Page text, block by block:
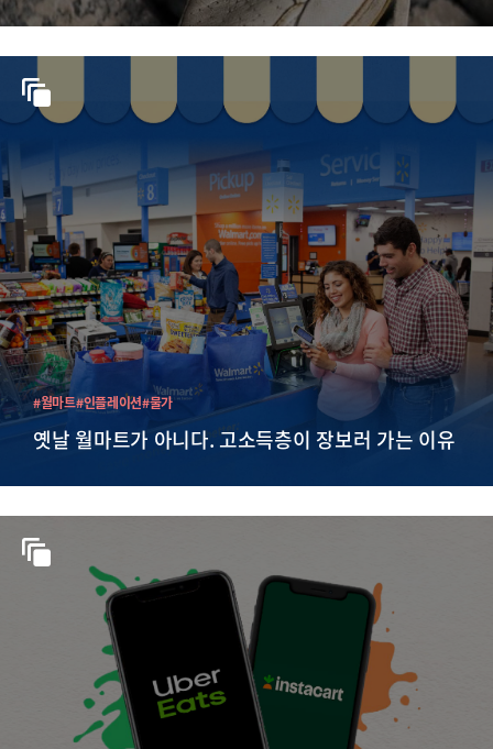
옛날 월마트가 아니다. 고소득층이 장보러 가는 이유
#월마트#인플레이션#물가